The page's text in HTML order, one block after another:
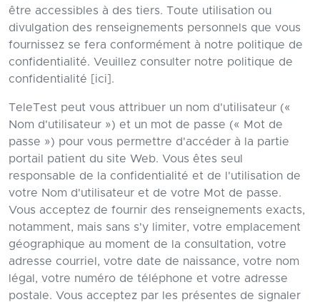
être accessibles à des tiers. Toute utilisation ou
divulgation des renseignements personnels que vous
fournissez se fera conformément à notre politique de
confidentialité. Veuillez consulter notre politique de
confidentialité [ici].
TeleTest peut vous attribuer un nom d'utilisateur («
Nom d'utilisateur ») et un mot de passe (« Mot de
passe ») pour vous permettre d'accéder à la partie
portail patient du site Web. Vous êtes seul
responsable de la confidentialité et de l'utilisation de
votre Nom d'utilisateur et de votre Mot de passe.
Vous acceptez de fournir des renseignements exacts,
notamment, mais sans s'y limiter, votre emplacement
géographique au moment de la consultation, votre
adresse courriel, votre date de naissance, votre nom
légal, votre numéro de téléphone et votre adresse
postale. Vous acceptez par les présentes de signaler